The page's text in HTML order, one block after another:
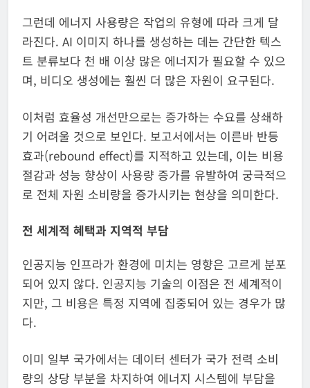
그런데 에너지 사용량은 작업의 유형에 따라 크게 달
라진다. AI 이미지 하나를 생성하는 데는 간단한 텍스
트 분류보다 천 배 이상 많은 에너지가 필요할 수 있으
며, 비디오 생성에는 훨씬 더 많은 자원이 요구된다.
이처럼 효율성 개선만으로는 증가하는 수요를 상쇄하
기 어려울 것으로 보인다. 보고서에서는 이른바 반등
효과(rebound effect)를 지적하고 있는데, 이는 비용
절감과 성능 향상이 사용량 증가를 유발하여 궁극적으
로 전체 자원 소비량을 증가시키는 현상을 의미한다.
전 세계적 혜택과 지역적 부담
인공지능 인프라가 환경에 미치는 영향은 고르게 분포
되어 있지 않다. 인공지능 기술의 이점은 전 세계적이
지만, 그 비용은 특정 지역에 집중되어 있는 경우가 많
다.
이미 일부 국가에서는 데이터 센터가 국가 전력 소비
량의 상당 부분을 차지하여 에너지 시스템에 부담을